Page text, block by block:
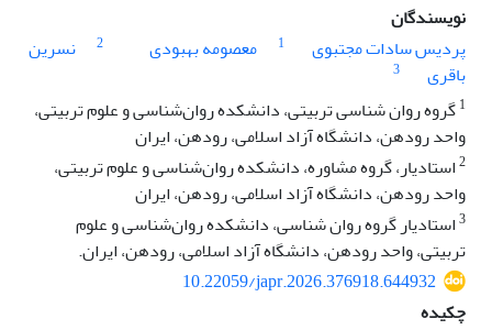
نویسندگان
پردیس سادات مجتبوی
1 معصومه بهبودی 2
نسرین
باقری
3
1گروه روان شناسی تربیتی، دانشکده روان‌شناسی و علوم تربیتی،
واحد رودهن، دانشگاه آزاد اسلامی، رودهن، ایران
2استادیار، گروه مشاوره، دانشکده روان‌شناسی و علوم تربیتی،
واحد رودهن، دانشگاه آزاد اسلامی، رودهن، ایران
3استادیار گروه روان شناسی، دانشکده روان‌شناسی و علوم
تربیتی، واحد رودهن، دانشگاه آزاد اسلامی، رودهن، ایران.
10.22059/japr.2026.376918.644932
چکیده